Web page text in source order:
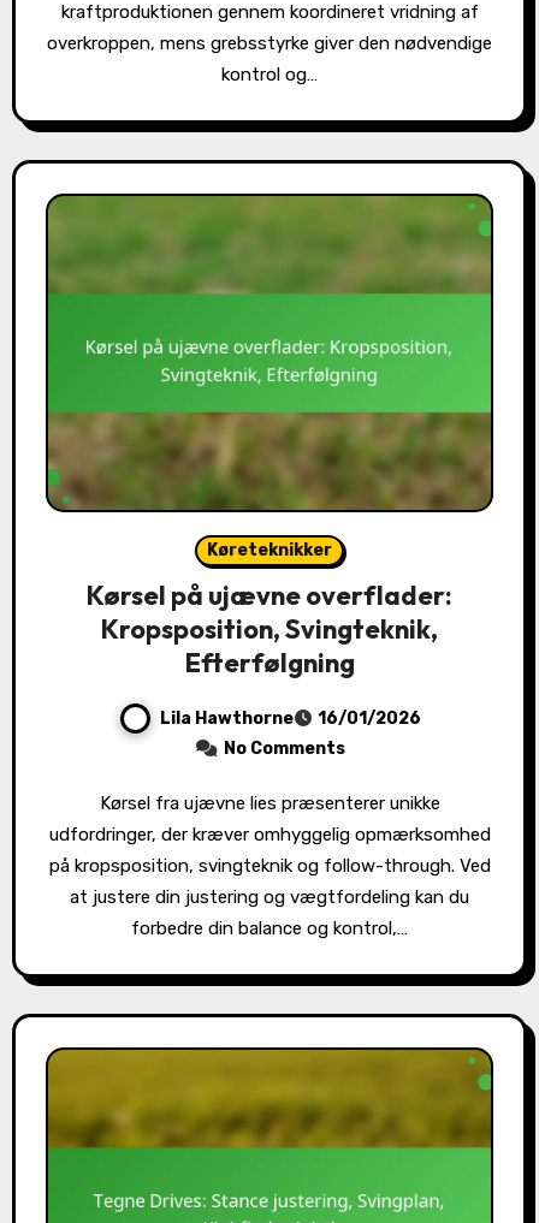
kraftproduktionen gennem koordineret vridning af
overkroppen, mens grebsstyrke giver den nødvendige
kontrol og…
Køreteknikker
Kørsel på ujævne overflader:
Kropsposition, Svingteknik,
Efterfølgning
Lila Hawthorne
16/01/2026
No Comments
Kørsel fra ujævne lies præsenterer unikke
udfordringer, der kræver omhyggelig opmærksomhed
på kropsposition, svingteknik og follow-through. Ved
at justere din justering og vægtfordeling kan du
forbedre din balance og kontrol,…